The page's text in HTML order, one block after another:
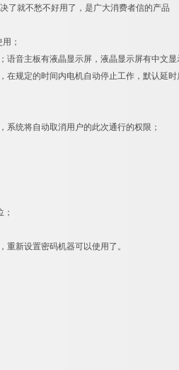
了就不愁不好用了，是广大消费者信的产品
；
音主板有液晶显示屏，液晶显示屏有中文显
规定的时间内电机自动停止工作，默认延时
统将自动取消用户的此次通行的权限；
新设置密码机器可以使用了。